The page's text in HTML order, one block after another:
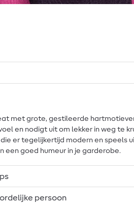
met grote, gestileerde
en nodigt uit om lekker in weg te
die er tegelijkertijd modern en
een goed humeur in je garderobe.
persoon